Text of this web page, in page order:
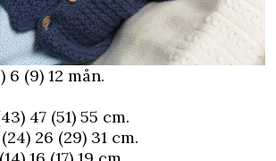
6 (9) 12 mån.
47 (51) 55 cm.
26 (29) 31 cm.